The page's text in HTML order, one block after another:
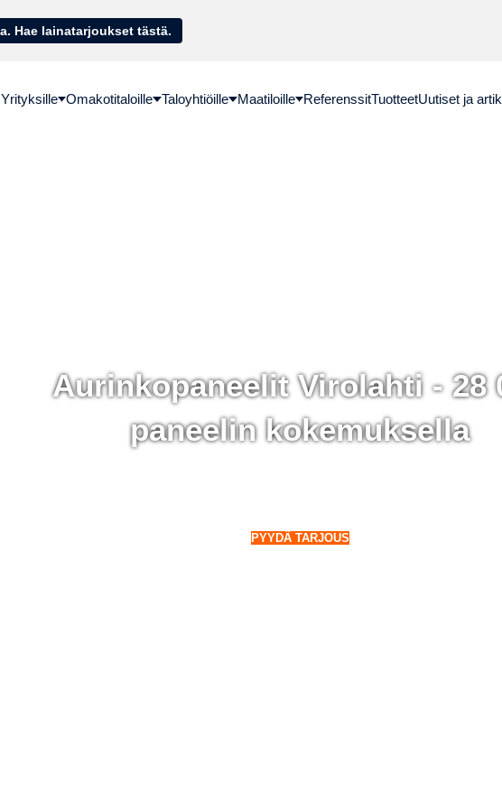
Rahoitus - Energiahankinnat rahoituksella. Hae lainatarjoukset tästä.
Yrityksille Omakotitaloille Taloyhtiöille Maatiloille ReferenssitTuotteetUutiset ja
Aurinkopaneelit Virolahti - 28
paneelin kokemuksella
PYYDÄ TARJOUS